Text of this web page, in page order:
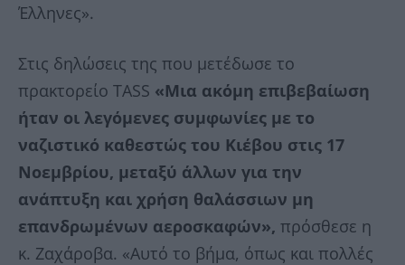
Έλληνες».
Στις δηλώσεις της που μετέδωσε το
πρακτορείο ΤASS «Μια ακόμη επιβεβαίωση
ήταν οι λεγόμενες συμφωνίες με το
ναζιστικό καθεστώς του Κιέβου στις 17
Νοεμβρίου, μεταξύ άλλων για την
ανάπτυξη και χρήση θαλάσσιων μη
επανδρωμένων αεροσκαφών», πρόσθεσε η
κ. Ζαχάροβα. «Αυτό το βήμα, όπως και πολλές